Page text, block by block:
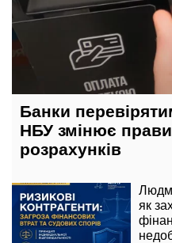
Банки
НБУ змінює
розрахунків
як